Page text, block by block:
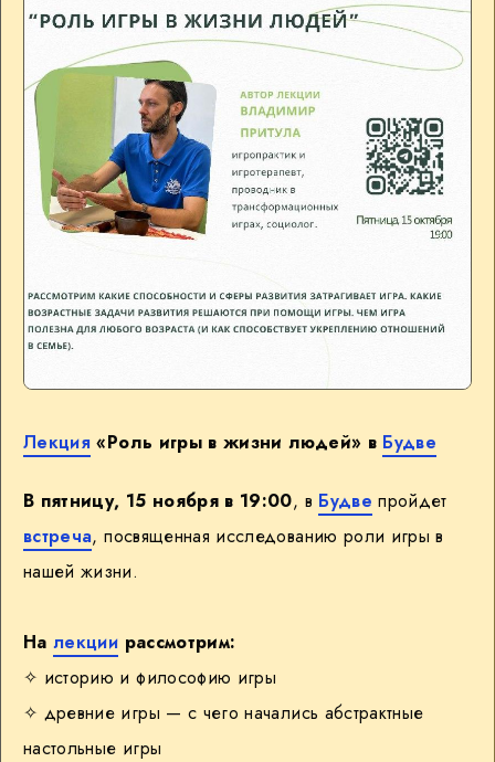
Лекция «Роль игры в жизни людей» в Будве
В пятницу, 15 ноября в 19:00, в Будве пройдет
встреча, посвященная исследованию роли игры в
нашей жизни.
Налекции рассмотрим:
✧ историю и философию игры
✧ древние игры — с чего начались абстрактные
настольные игры